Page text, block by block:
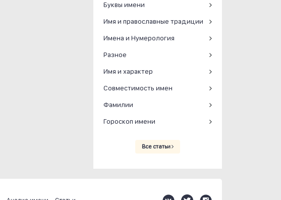
Буквы имени
Имя и православные традиции
Имена и Нумерология
Разное
Имя и характер
Совместимость имен
Фамилии
Гороскоп имени
Все статьи